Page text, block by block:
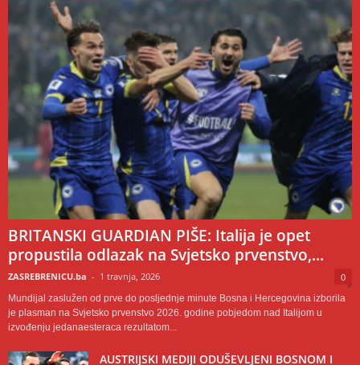
BRITANSKI GUARDIAN PIŠE: Italija je opet
propustila odlazak na Svjetsko prvenstvo,...
ZASREBRENICU.ba - 1 travnja, 2026 0
Mundijal zaslužen od prve do posljednje minute Bosna i Hercegovina izborila
je plasman na Svjetsko prvenstvo 2026. godine pobjedom nad Italijom u
izvođenju jedanaesteraca rezultatom...
AUSTRIJSKI MEDIJI ODUŠEVLJENI BOSNOM I